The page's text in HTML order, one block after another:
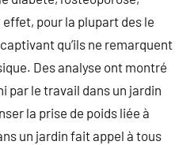
pour la plupart des le
qu’ils ne remarquent
Des analyse ont montré
par le travail dans un jardin
la prise de poids liée à
un jardin fait appel à tous